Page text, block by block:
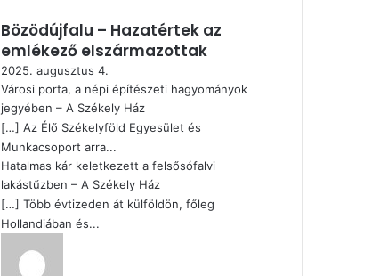
Bözödújfalu – Hazatértek az
emlékező elszármazottak
2025. augusztus 4.
Városi porta, a népi építészeti hagyományok
jegyében – A Székely Ház
[…] Az Élő Székelyföld Egyesület és
Munkacsoport arra...
Hatalmas kár keletkezett a felsősófalvi
lakástűzben – A Székely Ház
[…] Több évtizeden át külföldön, főleg
Hollandiában és...